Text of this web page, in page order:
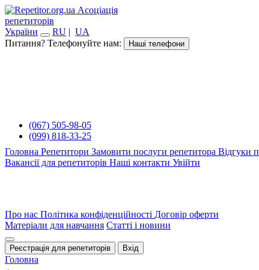
Асоціація
репетиторів
України
RU | UA
Питання? Телефонуйте нам:
Наші телефони
(067) 505-98-05
(099) 818-33-25
Головна Репетитори Замовити послуги репетитора Відгуки
Вакансії для репетиторів Наші контакти Увійти
Про нас Політика конфіденційності Договір оферти
Матеріали для навчання Статті і новини
Реєстрація для репетиторів Вхід
Головна